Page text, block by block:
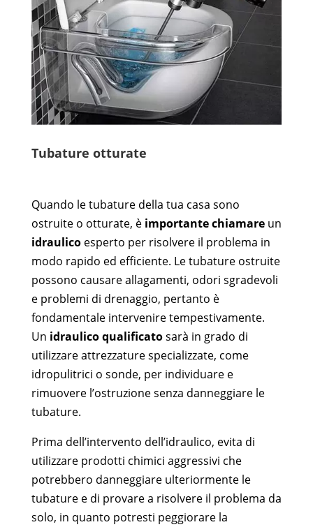
Tubature otturate
Quando le tubature della tua casa sono
ostruite o otturate, è importante chiamare un
idraulico esperto per risolvere il problema in
modo rapido ed efficiente. Le tubature ostruite
possono causare allagamenti, odori sgradevoli
e problemi di drenaggio, pertanto è
fondamentale intervenire tempestivamente.
Un idraulico qualificatosarà in grado di
utilizzare attrezzature specializzate, come
idropulitrici o sonde, per individuare e
rimuovere l’ostruzione senza danneggiare le
tubature.
Prima dell’intervento dell’idraulico, evita di
utilizzare prodotti chimici aggressivi che
potrebbero danneggiare ulteriormente le
tubature e di provare a risolvere il problema da
solo, in quanto potresti peggiorare la